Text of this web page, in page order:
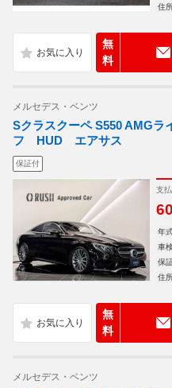
住
無
料
メルセデス・ベンツ
Sクラスクーペ S550 AMG
フ HUD エアサス
保証付
支
年
車検
保
住
無
料
メルセデス・ベンツ